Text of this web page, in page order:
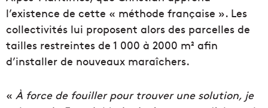
l’existence de cette « méthode française ». Les
collectivités lui proposent alors des parcelles de
tailles restreintes de 1 000 à 2000 m² afin
d’installer de nouveaux maraîchers.
« À force de fouiller pour trouver une solution, je